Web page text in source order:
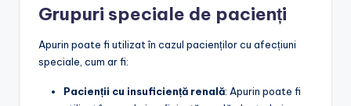
Grupuri speciale de pacienți
Apurin poate fi utilizat în cazul pacienților cu afecțiuni
speciale, cum ar fi:
Pacienții cu insuficiență renală: Apurin poate fi